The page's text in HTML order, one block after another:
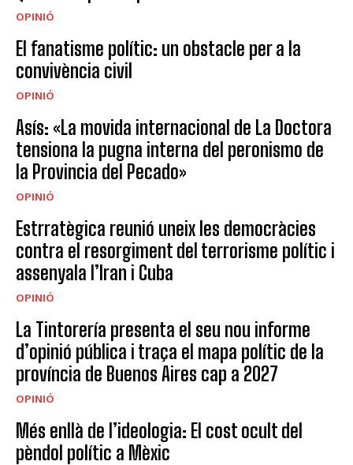
OPINIÓ
El fanatisme polític: un obstacle per a la
convivència civil
OPINIÓ
Asís: «La movida internacional de La Doctora
tensiona la pugna interna del peronismo de
la Provincia del Pecado»
OPINIÓ
Estrratègica reunió uneix les democràcies
contra el resorgiment del terrorisme polític i
assenyala l’Iran i Cuba
OPINIÓ
La Tintorería presenta el seu nou informe
d’opinió pública i traça el mapa polític de la
província de Buenos Aires cap a 2027
OPINIÓ
Més enllà de l’ideologia: El cost ocult del
pèndol polític a Mèxic